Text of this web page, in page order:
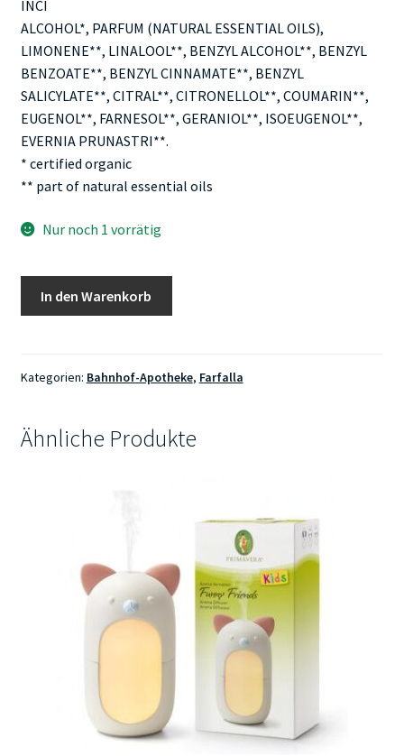
INCI
ALCOHOL*, PARFUM (NATURAL ESSENTIAL OILS),
LIMONENE**, LINALOOL**, BENZYL ALCOHOL**, BENZYL
BENZOATE**, BENZYL CINNAMATE**, BENZYL
SALICYLATE**, CITRAL**, CITRONELLOL**, COUMARIN**,
EUGENOL**, FARNESOL**, GERANIOL**, ISOEUGENOL**,
EVERNIA PRUNASTRI**.
* certified organic
** part of natural essential oils
Nur noch 1 vorrätig
eau
Menge
In den Warenkorb
Kategorien: Bahnhof-Apotheke, Farfalla
Ähnliche Produkte